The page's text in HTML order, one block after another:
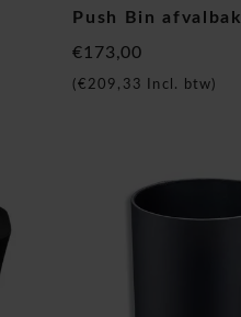
Push Bin
€173,00
(€209,33 Incl. btw)